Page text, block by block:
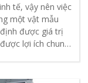
tế, vậy nên việc
một vật mẫu
được giá trị
lợi ích chung